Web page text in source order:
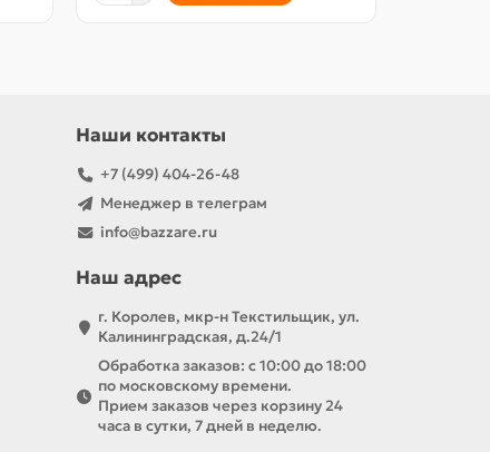
Наши контакты
+7 (499) 404-26-48
Менеджер в телеграм
info@bazzare.ru
Наш адрес
г. Королев, мкр-н Текстильщик, ул.
Калининградская, д.24/1
Обработка заказов: с 10:00 до 18:00
по московскому времени.
Прием заказов через корзину 24
часа в сутки, 7 дней в неделю.